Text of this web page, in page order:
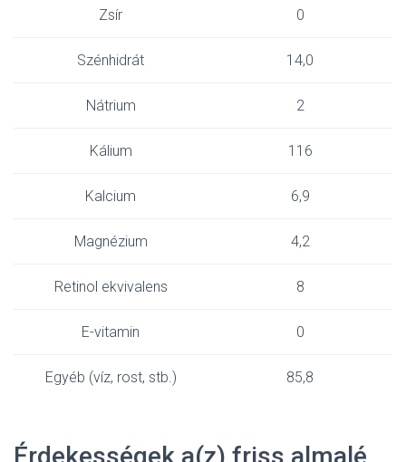
Zsír 0
Szénhidrát 14,0
Nátrium 2
Kálium 116
Kalcium 6,9
Magnézium 4,2
Retinol ekvivalens 8
E-vitamin 0
Egyéb (víz, rost, stb.) 85,8